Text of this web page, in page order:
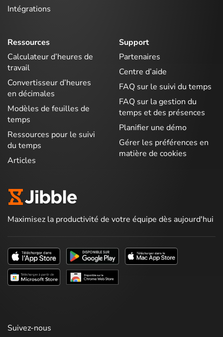
Intégrations
Ressources
Calculateur d’heures de
travail
Convertisseur d’heures
en décimales
Modèles de feuilles de
temps
Ressources pour le suivi
du temps
Articles
Support
Partenaires
Centre d’aide
FAQ sur le suivi du temps
FAQ sur la gestion du
temps et des présences
Planifier une démo
Gérer les préférences en
matière de cookies
Maximisez la productivité de votre équipe dès aujourd'hui
Suivez-nous